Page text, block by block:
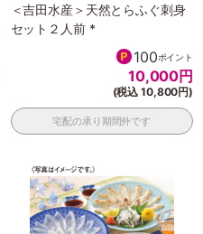
＜吉田水産＞天然とらふぐ刺身
セット２人前 *
100ポイント
10,000円
(税込 10,800円)
宅配の承り期間外です